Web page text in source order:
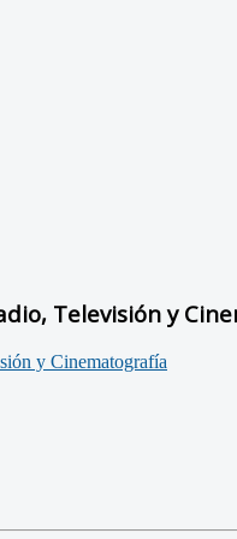
Televisión y
y Cinematografía